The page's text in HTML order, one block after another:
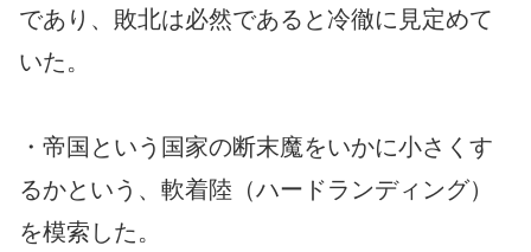
であり、敗北は必然であると冷徹に見定めて
いた。
・帝国という国家の断末魔をいかに小さくす
るかという、軟着陸（ハードランディング）
を模索した。